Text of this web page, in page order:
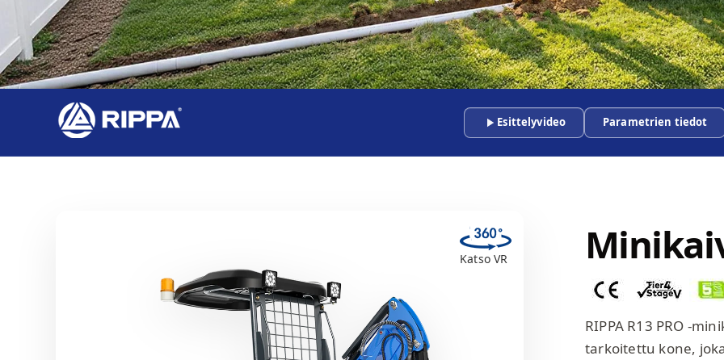
Esittelyvideo Parametrien tiedot
Katso VR
RIPPA R13 PRO -
tarkoitettu kone,